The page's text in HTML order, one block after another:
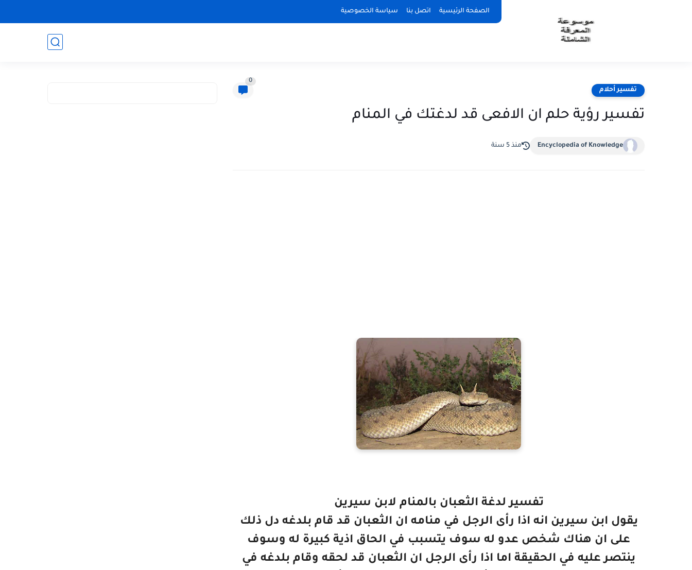
الصفحة الرئيسية اتصل بنا سياسة الخصوصية
تفسير أحلام
0
تفسير رؤية حلم ان الافعى قد لدغتك في المنام
Encyclopedia of Knowledge منذ 5 سنة
تفسير لدغة الثعبان بالمنام لابن سيرين
يقول ابن سيرين انه اذا رأى الرجل في منامه ان الثعبان قد قام بلدغه دل ذلك
على ان هناك شخص عدو له سوف يتسبب في الحاق اذية كبيرة له وسوف
ينتصر عليه في الحقيقة اما اذا رأى الرجل ان الثعبان قد لحقه وقام بلدغه في